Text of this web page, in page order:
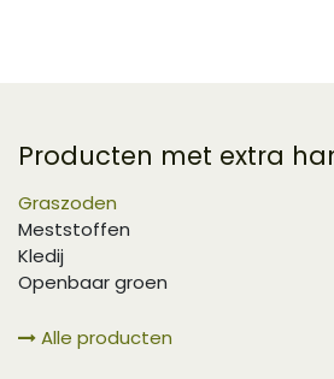
Producten met extra
Graszoden
Meststoffen
Kledij
Openbaar groen
Alle producten